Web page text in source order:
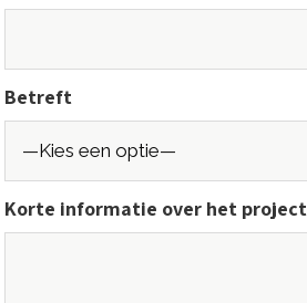
Betreft
Korte informatie over het project